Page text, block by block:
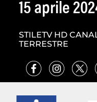
15 aprile
STILETV HD
TERRESTRE